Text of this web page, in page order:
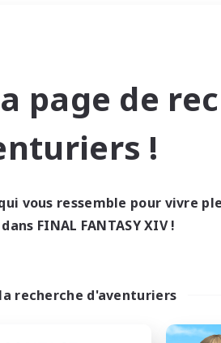
0 résultat
des critères différents.
page de
!
vous ressemble pour vivre
FINAL FANTASY XIV !
recherche d'aventuriers